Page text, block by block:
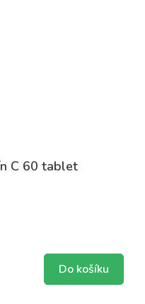
C 60 tablet
Do košíku